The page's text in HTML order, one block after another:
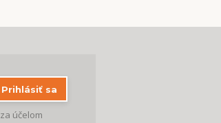
Prihlásiť sa
za účelom